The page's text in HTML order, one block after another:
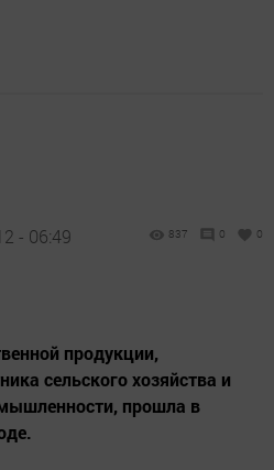
- 06:49 837 0 0
продукции,
сельского хозяйства и
прошла в